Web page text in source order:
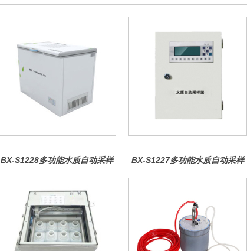
BX-S1228多功能水质自动采样
BX-S1227多功能水质自动采样